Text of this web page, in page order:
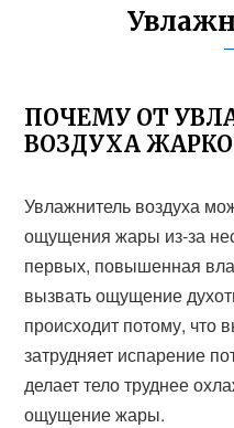
ПОЧЕМУ ОТ
ВОЗДУХА ЖАРКО
Увлажнитель воздуха
ощущения жары из-за
первых, повышенная
вызвать ощущение
происходит потому, что
затрудняет испарение
делает тело труднее
ощущение жары.